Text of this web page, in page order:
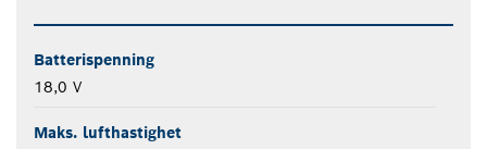
Batterispenning
18,0 V
Maks. lufthastighet